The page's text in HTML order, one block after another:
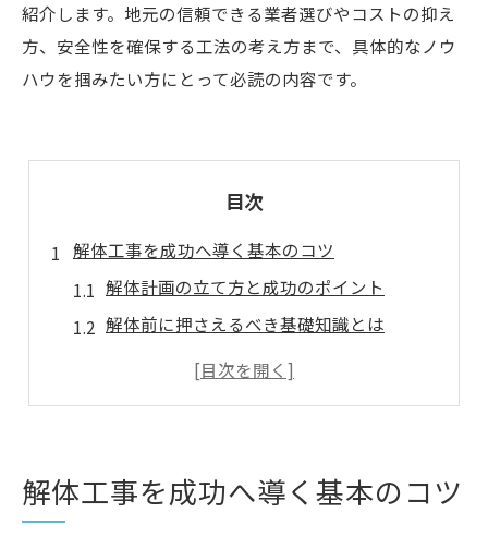
紹介します。地元の信頼できる業者選びやコストの抑え
方、安全性を確保する工法の考え方まで、具体的なノウ
ハウを掴みたい方にとって必読の内容です。
目次
解体工事を成功へ導く基本のコツ
解体計画の立て方と成功のポイント
解体前に押さえるべき基礎知識とは
解体工事の流れを理解して失敗を防ぐ
香川県観音寺市特有の解体事情を知る
解体工事を成功へ導く基本のコツ